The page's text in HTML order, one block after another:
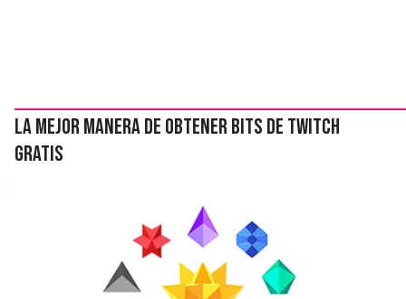
La mejor manera de obtener bits de Twitch
gratis